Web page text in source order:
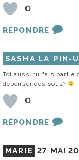
0
RÉPONDRE
SASHA LA PIN-
Toi aussi tu fais partie
dépenser des sous?
0
RÉPONDRE
MARIE 27 MAI